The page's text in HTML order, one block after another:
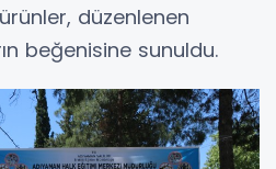
düzenlenen
beğenisine sunuldu.